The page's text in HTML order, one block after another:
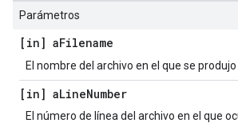
Parámetros
[in] aFilename
El nombre del archivo en el que se
[in] aLineNumber
El número de línea del archivo en el que